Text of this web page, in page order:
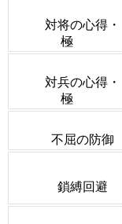
対将の心得・
極
対兵の心得・
極
不屈の防御
鎖縛回避